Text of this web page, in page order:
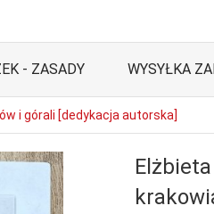
- ZASADY WYSYŁKA
i górali [dedykacja autorska]